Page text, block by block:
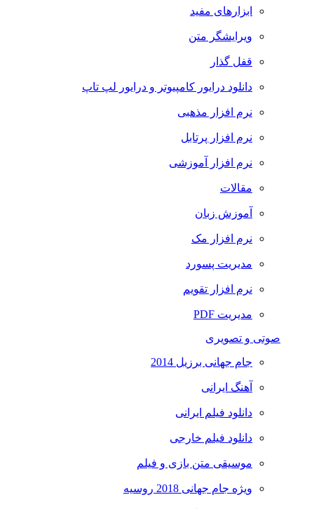
ابزارهای مفید
ویرایشگر متن
قفل گذار
دانلود درایور کامپیوتر و درایور لپ تاپ
نرم افزار مذهبی
نرم افزار پرتابل
نرم افزار آموزشی
مقالات
آموزش زبان
نرم افزار مک
مدیریت پسورد
نرم افزار تقویم
مدیریت PDF
صوتی و تصویری
جام جهانی برزیل 2014
آهنگ ایرانی
دانلود فیلم ایرانی
دانلود فیلم خارجی
موسیقی متن بازی و فیلم
ویژه جام جهانی 2018 روسیه